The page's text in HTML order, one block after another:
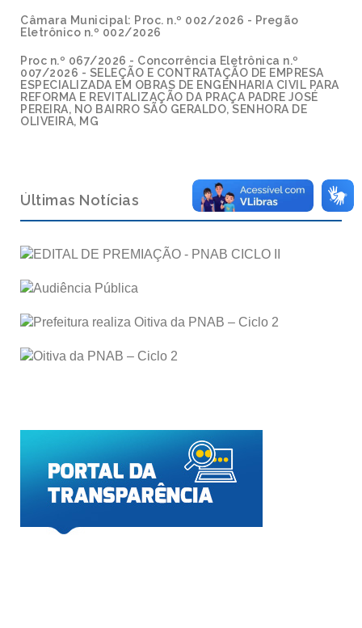
Câmara Municipal: Proc. n.º 002/2026 - Pregão
Eletrônico n.º 002/2026
Proc n.º 067/2026 - Concorrência Eletrônica n.º
007/2026 - SELEÇÃO E CONTRATAÇÃO DE EMPRESA
ESPECIALIZADA EM OBRAS DE ENGENHARIA CIVIL PARA
REFORMA E REVITALIZAÇÃO DA PRAÇA PADRE JOSÉ
PEREIRA, NO BAIRRO SÃO GERALDO, SENHORA DE
OLIVEIRA, MG
Últimas Notícias